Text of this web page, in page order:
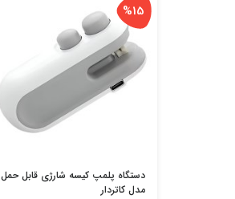
%15
دستگاه پلمپ کیسه شارژی قابل حمل
مدل کاتردار